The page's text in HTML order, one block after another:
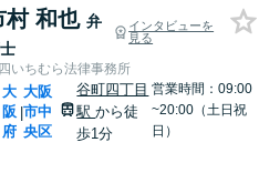
村 和也 弁
インタビューを
見る
いちむら法律事務所
大
阪
府
|
大阪
市中
央区
谷町四丁目
駅から徒
歩1分
営業時間：09:00
~20:00（土日祝
日）